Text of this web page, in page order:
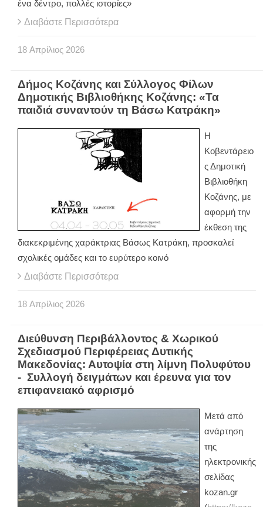
ένα δέντρο, πολλές ιστορίες»
Διαβάστε Περισσότερα
18 Απρίλιος 2026
Δήμος Κοζάνης και Σύλλογος Φίλων
Δημοτικής Βιβλιοθήκης Κοζάνης: «Τα
παιδιά συναντούν τη Βάσω Κατράκη»
Η
Κοβεντάρειο
ς Δημοτική
Βιβλιοθήκη
Κοζάνης, με
αφορμή την
έκθεση της
διακεκριμένης χαράκτριας Βάσως Κατράκη, προσκαλεί
σχολικές ομάδες και το ευρύτερο κοινό
Διαβάστε Περισσότερα
18 Απρίλιος 2026
Διεύθυνση Περιβάλλοντος & Χωρικού
Σχεδιασμού Περιφέρειας Δυτικής
Μακεδονίας: Αυτοψία στη λίμνη Πολυφύτου
- Συλλογή δειγμάτων και έρευνα για τον
επιφανειακό αφρισμό
Μετά από
ανάρτηση
της
ηλεκτρονικής
σελίδας
kozan.gr